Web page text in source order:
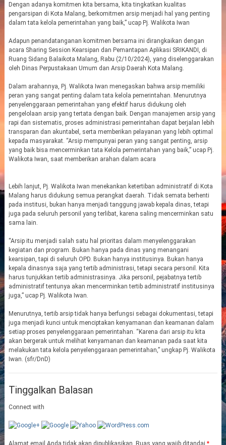
Dengan adanya komitmen kita bersama, kita tingkatkan kualitas
pengarsipan di Kota Malang, berkomitmen arsip menjadi hal yang penting
dalam tata kelola pemerintahan yang baik,” ucap Pj. Walikota Iwan
Adapun penandatanganan komitmen bersama ini dirangkaikan dengan
acara Sharing Session Kearsipan dan Pemantapan Aplikasi SRIKANDI, di
Ruang Sidang Balaikota Malang, Rabu (2/10/2024), yang diselenggarakan
oleh Dinas Perpustakaan Umum dan Arsip Daerah Kota Malang.
Dalam arahannya, Pj. Walikota Iwan menegaskan bahwa arsip memiliki
peran yang sangat penting dalam tata kelola pemerintahan. Menurutnya
penyelenggaraan pemerintahan yang efektif harus didukung oleh
pengelolaan arsip yang tertata dengan baik. Dengan manajemen arsip yang
rapi dan sistematis, proses administrasi pemerintahan dapat berjalan lebih
transparan dan akuntabel, serta memberikan pelayanan yang lebih optimal
kepada masyarakat. “Arsip mempunyai peran yang sangat penting, arsip
yang baik bisa mencerminkan tata Kelola pemerintahan yang baik,” ucap Pj.
Walikota Iwan, saat memberikan arahan dalam acara
Lebih lanjut, Pj. Walikota Iwan menekankan ketertiban administratif di Kota
Malang harus didukung semua perangkat daerah. Tidak semata berhenti
pada institusi, bukan hanya menjadi tanggung jawab kepala dinas, tetapi
juga pada seluruh personil yang terlibat, karena saling mencerminkan satu
sama lain.
“Arsip itu menjadi salah satu hal prioritas dalam menyelenggarakan
kegiatan dan program. Bukan hanya pada dinas yang menangani
kearsipan, tapi di seluruh OPD. Bukan hanya institusinya. Bukan hanya
kepala dinasnya saja yang tertib administrasi, tetapi secara personil. Kita
harus tunjukkan tertib administrasinya. Jika personil, pejabatnya tertib
administratif tentunya akan mencerminkan tertib administratif institusinya
juga,” ucap Pj. Walikota Iwan.
Menurutnya, tertib arsip tidak hanya berfungsi sebagai dokumentasi, tetapi
juga menjadi kunci untuk menciptakan kenyamanan dan keamanan dalam
setiap proses penyelenggaraan pemerintahan. “Karena dari arsip itu kita
akan bergerak untuk melihat kenyamanan dan keamanan pada saat kita
melakukan tata kelola penyelenggaraan pemerintahan,” ungkap Pj. Walikota
Iwan. (sfr/DnD)
Tinggalkan Balasan
Connect with
Alamat email Anda tidak akan dipublikasikan. Ruas yang wajib ditandai *